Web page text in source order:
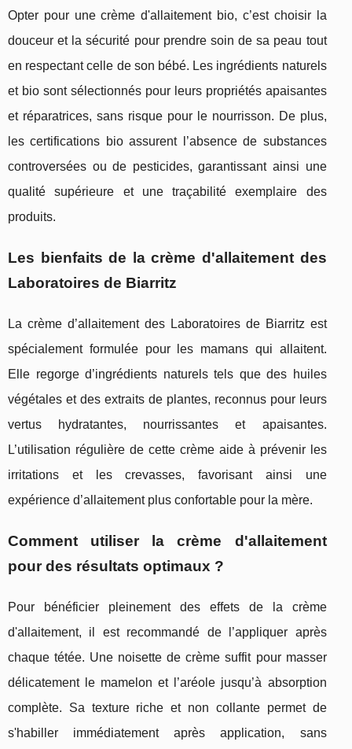
Opter pour une crème d'allaitement bio, c’est choisir la
douceur et la sécurité pour prendre soin de sa peau tout
en respectant celle de son bébé. Les ingrédients naturels
et bio sont sélectionnés pour leurs propriétés apaisantes
et réparatrices, sans risque pour le nourrisson. De plus,
les certifications bio assurent l’absence de substances
controversées ou de pesticides, garantissant ainsi une
qualité supérieure et une traçabilité exemplaire des
produits.
Les bienfaits de la crème d'allaitement des
Laboratoires de Biarritz
La crème d’allaitement des Laboratoires de Biarritz est
spécialement formulée pour les mamans qui allaitent.
Elle regorge d’ingrédients naturels tels que des huiles
végétales et des extraits de plantes, reconnus pour leurs
vertus hydratantes, nourrissantes et apaisantes.
L’utilisation régulière de cette crème aide à prévenir les
irritations et les crevasses, favorisant ainsi une
expérience d’allaitement plus confortable pour la mère.
Comment utiliser la crème d'allaitement
pour des résultats optimaux ?
Pour bénéficier pleinement des effets de la crème
d'allaitement, il est recommandé de l’appliquer après
chaque tétée. Une noisette de crème suffit pour masser
délicatement le mamelon et l’aréole jusqu’à absorption
complète. Sa texture riche et non collante permet de
s'habiller immédiatement après application, sans